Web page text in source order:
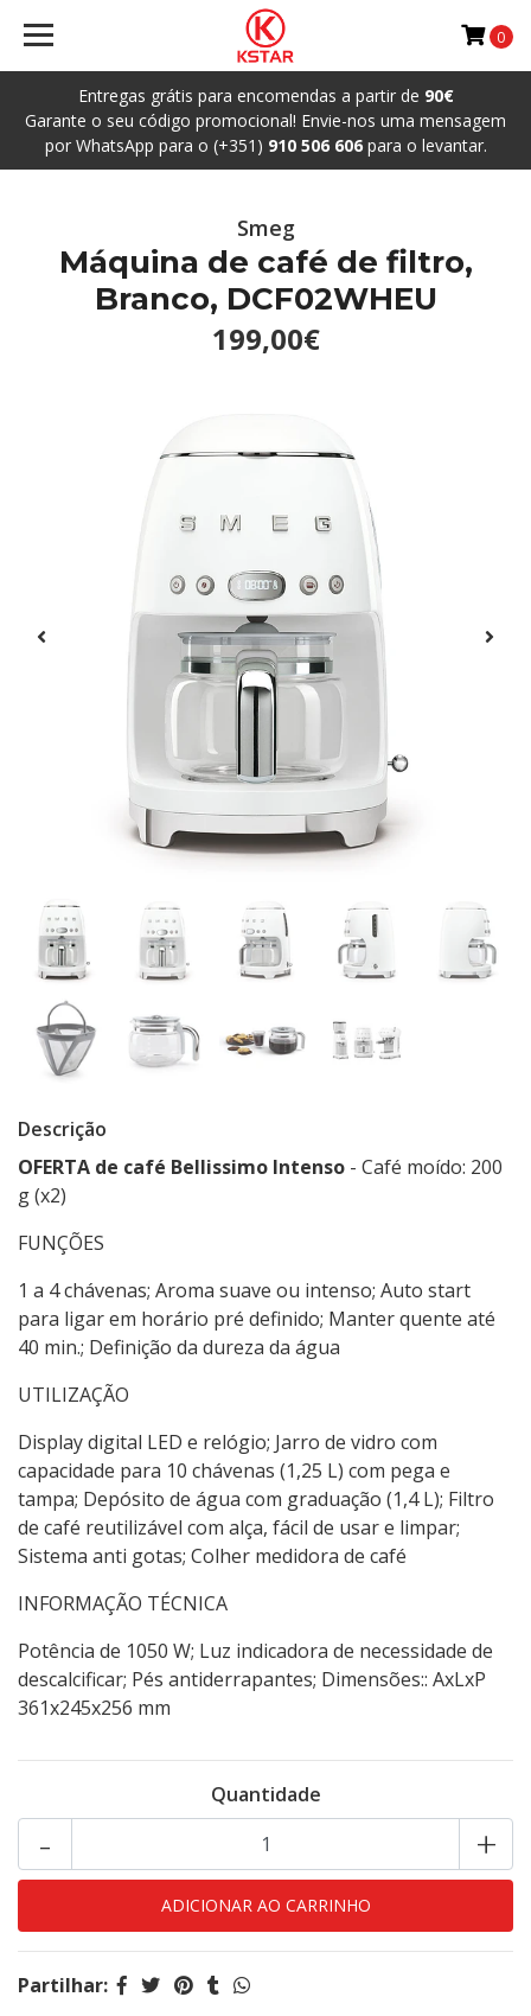
Entregas grátis para encomendas a partir de 90€
Garante o seu código promocional! Envie-nos uma mensagem
por WhatsApp para o (+351) 910 506 606para o levantar.
0
Smeg
Máquina de café de filtro,
Branco, DCF02WHEU
199,00€
Descrição
OFERTA de café Bellissimo Intenso - Café moído: 200
g (x2)
FUNÇÕES
1 a 4 chávenas; Aroma suave ou intenso; Auto start
para ligar em horário pré definido; Manter quente até
40 min.; Definição da dureza da água
UTILIZAÇÃO
Display digital LED e relógio; Jarro de vidro com
capacidade para 10 chávenas (1,25 L) com pega e
tampa; Depósito de água com graduação (1,4 L); Filtro
de café reutilizável com alça, fácil de usar e limpar;
Sistema anti gotas; Colher medidora de café
INFORMAÇÃO TÉCNICA
Potência de 1050 W; Luz indicadora de necessidade de
descalcificar; Pés antiderrapantes; Dimensões:: AxLxP
361x245x256 mm
Quantidade
+
-
Partilhar: